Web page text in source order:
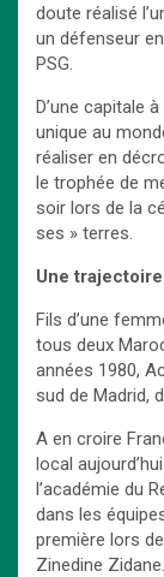
doute réalisé
un défenseur
PSG.
D’une capitale
unique au
réaliser en
le trophée de
soir lors de la
ses » terres.
Une
Fils d’une
tous deux
années 1980,
sud de Madrid,
A en croire
local
l’académie du
dans les
première lors
Zinedine